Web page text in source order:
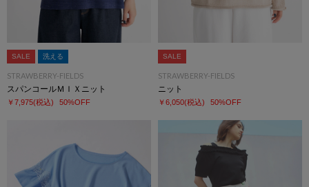
SALE 洗える
STRAWBERRY-FIELDS
スパンコールＭＩＸニット
￥7,975(税込) 50%OFF
SALE
STRAWBERRY-FIELDS
ニット
￥6,050(税込) 50%OFF